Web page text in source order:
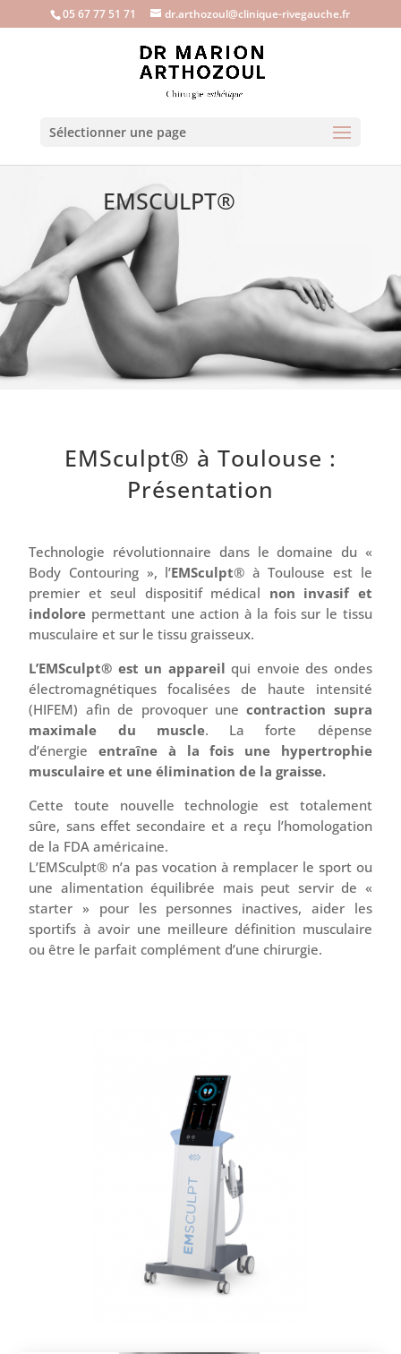
05 67 77 51 71 dr.arthozoul@clinique-rivegauche.fr
Sélectionner une page
EMSCULPT®
EMSculpt® à Toulouse :
Présentation
Technologie révolutionnaire dans le domaine du «
Body Contouring », l’EMSculpt® à Toulouse est le
premier et seul dispositif médical non invasif et
indolore permettant une action à la fois sur le tissu
musculaire et sur le tissu graisseux.
L’EMSculpt® est un appareil qui envoie des ondes
électromagnétiques focalisées de haute intensité
(HIFEM) afin de provoquer unecontraction supra
maximale du muscle. La forte dépense
d’énergieentraîne à la fois une hypertrophie
musculaire et une élimination de la graisse.
Cette toute nouvelle technologie est totalement
sûre, sans effet secondaire et a reçu l’homologation
de la FDA américaine.
L’EMSculpt® n’a pas vocation à remplacer le sport ou
une alimentation équilibrée mais peut servir de «
starter » pour les personnes inactives, aider les
sportifs à avoir une meilleure définition musculaire
ou être le parfait complément d’une chirurgie.